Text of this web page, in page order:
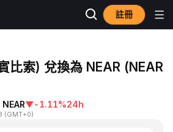
註冊
比索) 兌換為 NEAR (NEAR
▼-1.11%24h
(GMT+0)